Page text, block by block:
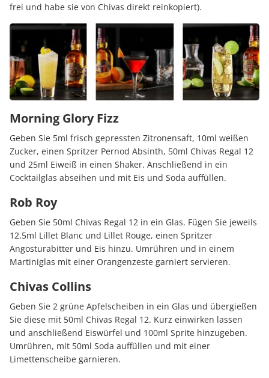
frei und habe sie von Chivas direkt reinkopiert).
Morning Glory Fizz
Geben Sie 5ml frisch gepressten Zitronensaft, 10ml weißen
Zucker, einen Spritzer Pernod Absinth, 50ml Chivas Regal 12
und 25ml Eiweiß in einen Shaker. Anschließend in ein
Cocktailglas abseihen und mit Eis und Soda auffüllen.
Rob Roy
Geben Sie 50ml Chivas Regal 12 in ein Glas. Fügen Sie jeweils
12,5ml Lillet Blanc und Lillet Rouge, einen Spritzer
Angosturabitter und Eis hinzu. Umrühren und in einem
Martiniglas mit einer Orangenzeste garniert servieren.
Chivas Collins
Geben Sie 2 grüne Apfelscheiben in ein Glas und übergießen
Sie diese mit 50ml Chivas Regal 12. Kurz einwirken lassen
und anschließend Eiswürfel und 100ml Sprite hinzugeben.
Umrühren, mit 50ml Soda auffüllen und mit einer
Limettenscheibe garnieren.